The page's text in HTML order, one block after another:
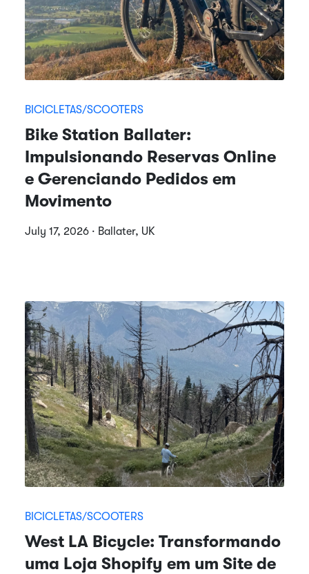
BICICLETAS/SCOOTERS
Bike Station Ballater:
Impulsionando Reservas Online
e Gerenciando Pedidos em
Movimento
July 17, 2026 · Ballater, UK
BICICLETAS/SCOOTERS
West LA Bicycle: Transformando
uma Loja Shopify em um Site de